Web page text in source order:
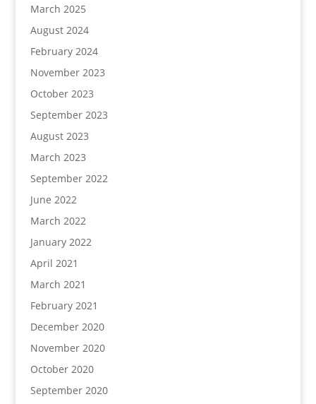
March 2025
August 2024
February 2024
November 2023
October 2023
September 2023
August 2023
March 2023
September 2022
June 2022
March 2022
January 2022
April 2021
March 2021
February 2021
December 2020
November 2020
October 2020
September 2020